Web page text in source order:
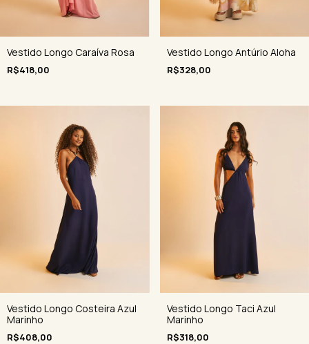
Vestido Longo Caraíva Rosa
R$418,00
Vestido Longo Antúrio Aloha
R$328,00
Vestido Longo Costeira Azul
Marinho
R$408,00
Vestido Longo Taci Azul
Marinho
R$318,00